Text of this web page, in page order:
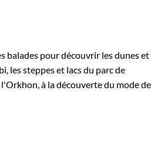
balades pour découvrir les dunes et
les steppes et lacs du parc de
à la découverte du mode de